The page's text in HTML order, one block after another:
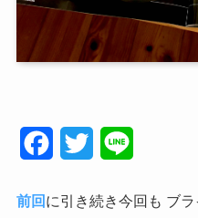
c i n
前回 に引き続き今回も ブ